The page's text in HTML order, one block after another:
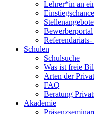
Lehrer*in an
Stellenangebote
Bewerberportal
Schulen
Schulsuche
Was ist freie
Arten der
FAQ
Beratung
Akademie